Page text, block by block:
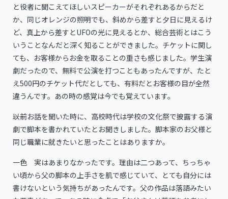
と役者に聞こえてほしいスピーカーがそれぞれあるからだと
か、同じオレンジの照明でも、斜めから差すと夕日に見えるけ
ど、真上から差すとUFOの光に見えるとか、総合芸術とはこう
いうことなんだと深く知ることができました。チケットに関し
ても、お客様からお金を取ることの重さも感じました。学生演
劇だったので、無料で公演を打つこともあったんですが、たと
え500円のチケット代だとしても、有料だとお客様の目が全然
違うんです。あの時の感覚は今でも覚えています。
――以前お話を聞いた時に、高校時代は学校の文化祭で披露する演
劇で脚本を書かれていたとお聞きしました。脚本家のお父様と
同じ職業に就きたいと思ったことはありますか。
一色 実はあまりなかったです。理由は二つあって、ちっちゃ
い頃から父の脚本の上手さを肌で感じていて、とても自分には
書けないという気持ちがあったんです。父の作品は落語みたい